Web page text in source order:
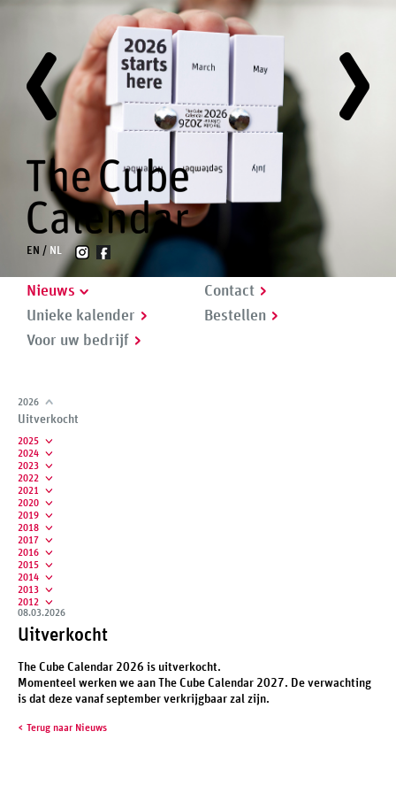
EN NL
Nieuws
Unieke kalender
Voor uw bedrijf
Contact
Bestellen
2026
Uitverkocht
2025
2024
2023
2022
2021
2020
2019
2018
2017
2016
2015
2014
2013
2012
Uitverkocht
08.03.2026
The Cube Calendar 2026 is uitverkocht.
Momenteel werken we aan The Cube Calendar 2027. De verwachting
is dat deze vanaf september verkrijgbaar zal zijn.
Terug naar Nieuws